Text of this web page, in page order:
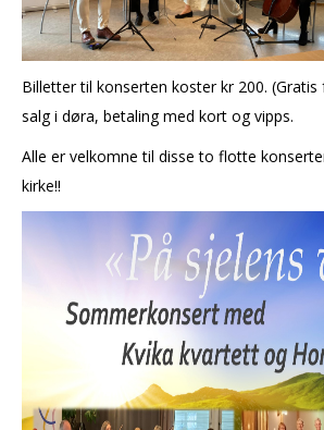
Billetter til konserten koster kr 200. (Gratis
salg i døra, betaling med kort og vipps.
Alle er velkomne til disse to flotte
kirke!!